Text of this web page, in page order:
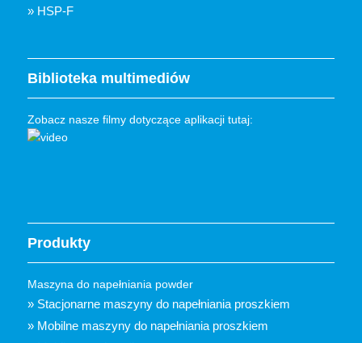
» HSP-F
Biblioteka multimediów
Zobacz nasze filmy dotyczące aplikacji tutaj:
Produkty
Maszyna do napełniania powder
» Stacjonarne maszyny do napełniania proszkiem
» Mobilne maszyny do napełniania proszkiem